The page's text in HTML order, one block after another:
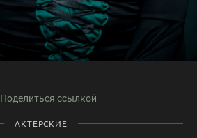
Поделиться ссылкой
АКТЕРСКИЕ